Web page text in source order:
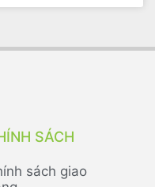
SÁCH
sách giao